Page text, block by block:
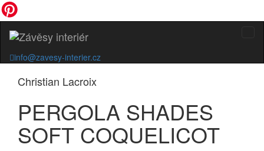
info@zavesy-interier.cz
Christian Lacroix
PERGOLA SHADES
SOFT COQUELICOT